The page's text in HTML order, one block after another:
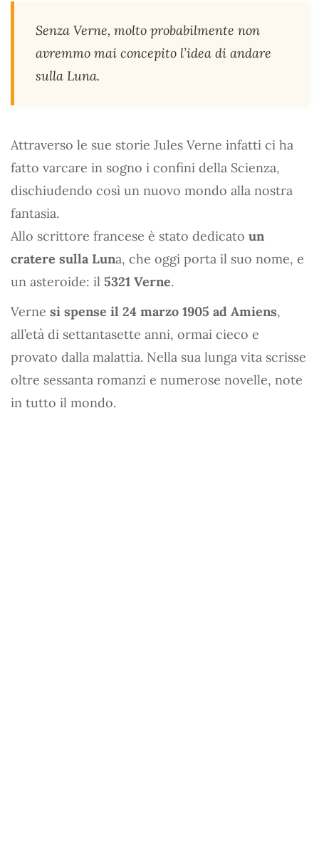
Senza Verne, molto probabilmente non
avremmo mai concepito l’idea di andare
sulla Luna.
Attraverso le sue storie Jules Verne infatti ci ha
fatto varcare in sogno i confini della Scienza,
dischiudendo così un nuovo mondo alla nostra
fantasia.
Allo scrittore francese è stato dedicato un
cratere sulla Luna, che oggi porta il suo nome, e
un asteroide: il 5321 Verne.
Verne si spense il 24 marzo 1905 ad Amiens,
all’età di settantasette anni, ormai cieco e
provato dalla malattia. Nella sua lunga vita scrisse
oltre sessanta romanzi e numerose novelle, note
in tutto il mondo.